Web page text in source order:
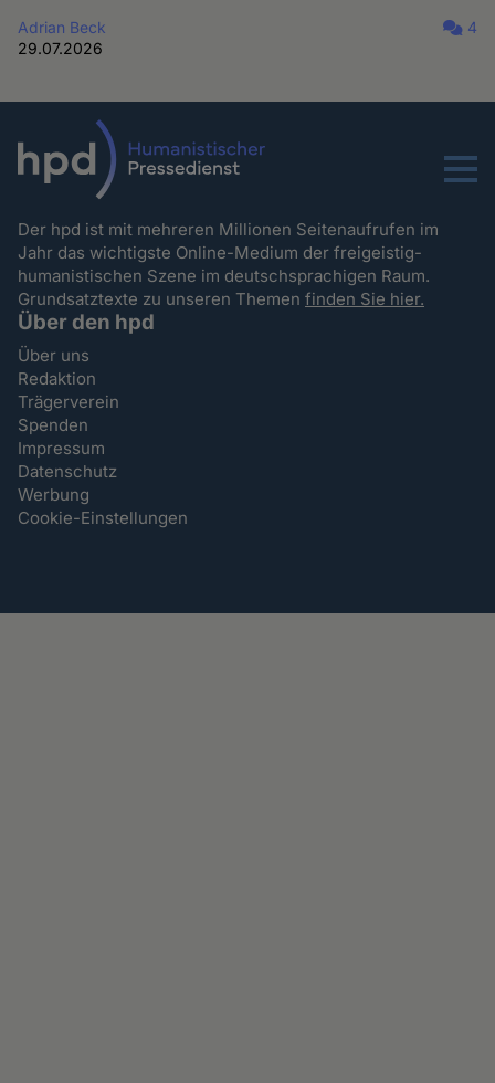
Adrian Beck
29.07.2026
4
Menu
Der hpd ist mit mehreren Millionen Seitenaufrufen im
Jahr das wichtigste Online-Medium der freigeistig-
humanistischen Szene im deutschsprachigen Raum.
Grundsatztexte zu unseren Themenfinden Sie hier.
Über den hpd
Über uns
Redaktion
Trägerverein
Spenden
Impressum
Datenschutz
Werbung
Cookie-Einstellungen